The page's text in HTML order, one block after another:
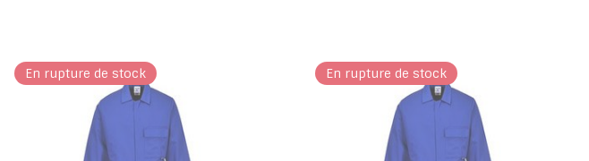
En rupture de stock En rupture de stock